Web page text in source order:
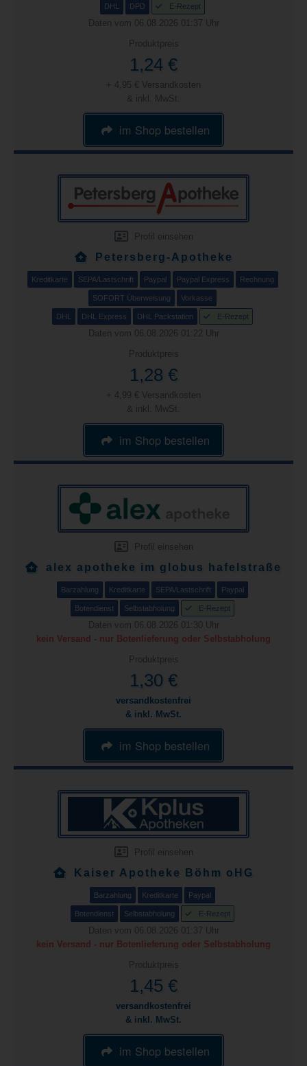
DHL DPD E-Rezept
Daten vom 06.08.2026 01:37 Uhr
Produktpreis
1,24 €
+ 4,95 € Versandkosten
& inkl. MwSt.
im Shop bestellen
Profil einsehen
Petersberg-Apotheke
Kreditkarte SEPA/Lastschrift Paypal Paypal Express Rechnung
SOFORT Überweisung Vorkasse
DHL DHL Express DHL Packstation E-Rezept
Daten vom 06.08.2026 01:22 Uhr
Produktpreis
1,28 €
+ 4,99 € Versandkosten
& inkl. MwSt.
im Shop bestellen
Profil einsehen
alex apotheke im globus hafelstraße
Barzahlung Kreditkarte SEPA/Lastschrift Paypal
Botendienst Selbstabholung E-Rezept
Daten vom 06.08.2026 01:30 Uhr
kein Versand - nur Botenlieferung oder Selbstabholung
Produktpreis
1,30 €
versandkostenfrei
& inkl. MwSt.
im Shop bestellen
Profil einsehen
Kaiser Apotheke Böhm oHG
Barzahlung Kreditkarte Paypal
Botendienst Selbstabholung E-Rezept
Daten vom 06.08.2026 01:37 Uhr
kein Versand - nur Botenlieferung oder Selbstabholung
Produktpreis
1,45 €
versandkostenfrei
& inkl. MwSt.
im Shop bestellen